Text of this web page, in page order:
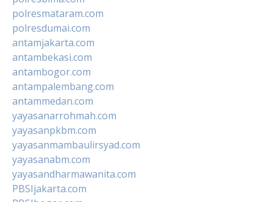
polresmataram.com
polresdumai.com
antamjakarta.com
antambekasi.com
antambogor.com
antampalembang.com
antammedan.com
yayasanarrohmah.com
yayasanpkbm.com
yayasanmambaulirsyad.com
yayasanabm.com
yayasandharmawanita.com
PBSIjakarta.com